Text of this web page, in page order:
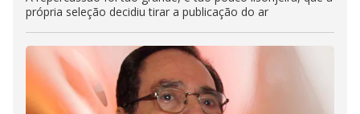
própria seleção decidiu tirar a publicação do ar